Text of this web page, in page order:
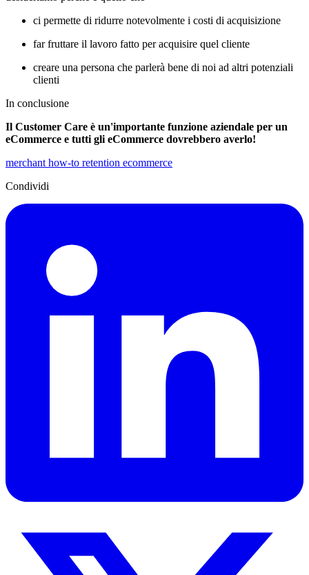
ci permette di ridurre notevolmente i costi di acquisizione
far fruttare il lavoro fatto per acquisire quel cliente
creare una persona che parlerà bene di noi ad altri potenziali
clienti
In conclusione
Il Customer Care è un'importante funzione aziendale per un
eCommerce e tutti gli eCommerce dovrebbero averlo!
merchant how-to retention ecommerce
Condividi